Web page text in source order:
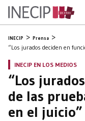
INECIP Prensa
“Los jurados deciden en
INECIP EN LOS MEDIOS
“Los
de las
en el juicio”